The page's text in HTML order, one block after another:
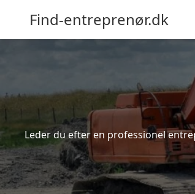
Find-entreprenør.dk
Leder du efter en professionel